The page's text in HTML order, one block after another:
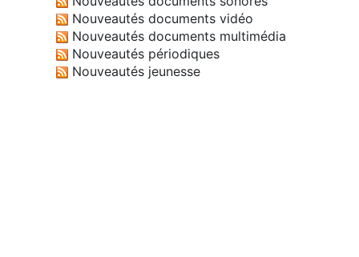
Nouveautés documents vidéo
Nouveautés documents multimédia
Nouveautés périodiques
Nouveautés jeunesse